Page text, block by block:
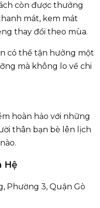
còn được thưởng
mát, kem mát
thay đổi theo mùa.
có thể tận hưởng một
mà không lo về chi
hoàn hảo với những
thân bạn bè lên lịch
Hệ
Phường 3, Quận Gò